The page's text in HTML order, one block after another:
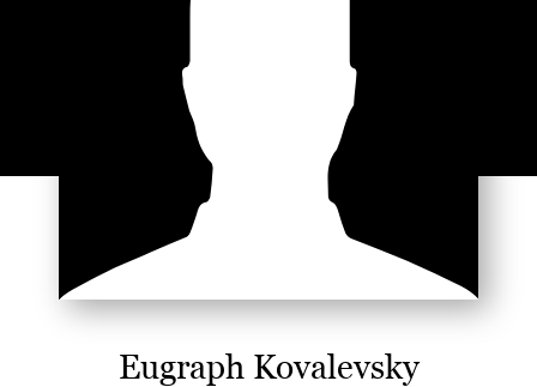
Eugraph Kovalevsky